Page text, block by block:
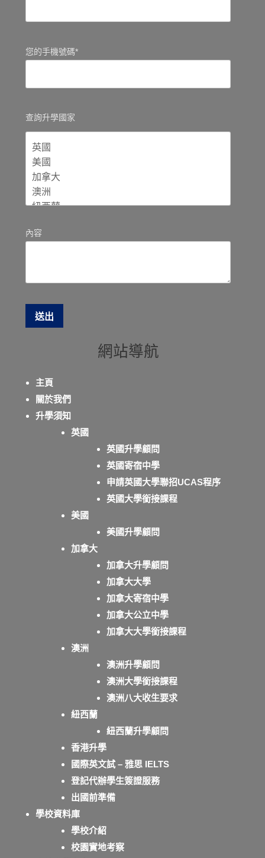
您的手機號碼*
查詢升學國家
內容
網站導航
主頁
關於我們
升學須知
英國
英國升學顧問
英國寄宿中學
申請英國大學聯招UCAS程序
英國大學銜接課程
美國
美國升學顧問
加拿大
加拿大升學顧問
加拿大大學
加拿大寄宿中學
加拿大公立中學
加拿大大學銜接課程
澳洲
澳洲升學顧問
澳洲大學銜接課程
澳洲八大收生要求
紐西蘭
紐西蘭升學顧問
香港升學
國際英文試 – 雅思 IELTS
登記代辦學生簽證服務
出國前準備
學校資料庫
學校介紹
校園實地考察